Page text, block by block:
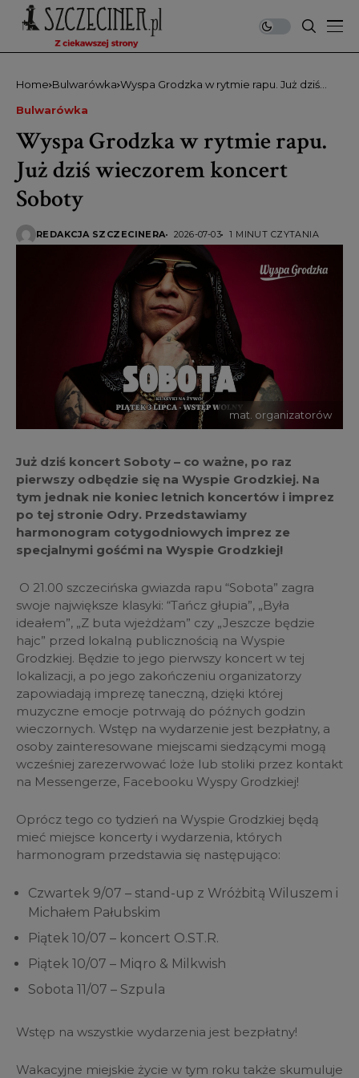
Home Bulwarówka Wyspa Grodzka w rytmie rapu. Już dziś
Bulwarówka
Wyspa Grodzka w rytmie rapu.
Już dziś wieczorem koncert
Soboty
REDAKCJA SZCZECINERA 2026-07-03 1 MINUT CZYTANIA
mat. organizatorów
Już dziś koncert Soboty – co ważne, po raz
pierwszy odbędzie się na Wyspie Grodzkiej. Na
tym jednak nie koniec letnich koncertów i imprez
po tej stronie Odry. Przedstawiamy
harmonogram cotygodniowych imprez ze
specjalnymi gośćmi na Wyspie Grodzkiej!
O 21.00 szczecińska gwiazda rapu “Sobota” zagra
swoje największe klasyki: “Tańcz głupia”, „Była
ideałem”, „Z buta wjeżdżam” czy „Jeszcze będzie
hajc” przed lokalną publicznością na Wyspie
Grodzkiej. Będzie to jego pierwszy koncert w tej
lokalizacji, a po jego zakończeniu organizatorzy
zapowiadają imprezę taneczną, dzięki której
muzyczne emocje potrwają do późnych godzin
wieczornych. Wstęp na wydarzenie jest bezpłatny, a
osoby zainteresowane miejscami siedzącymi mogą
wcześniej zarezerwować loże lub stoliki przez kontakt
na Messengerze, Facebooku Wyspy Grodzkiej!
Oprócz tego co tydzień na Wyspie Grodzkiej będą
mieć miejsce koncerty i wydarzenia, których
harmonogram przedstawia się następująco:
Czwartek 9/07 – stand-up z Wróżbitą Wiluszem i
Michałem Pałubskim
Piątek 10/07 – koncert O.ST.R.
Piątek 10/07 – Miqro & Milkwish
Sobota 11/07 – Szpula
Wstęp na wszystkie wydarzenia jest bezpłatny!
Wakacyjne miejskie życie w tym roku także skumuluje